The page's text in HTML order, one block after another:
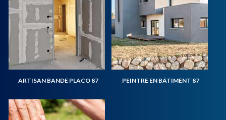
ARTISAN BANDE PLACO 87 PEINTRE EN BÂTIMENT 87